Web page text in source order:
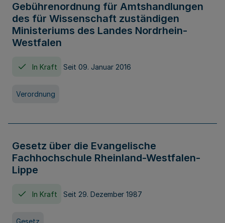
Gebührenordnung für Amtshandlungen
des für Wissenschaft zuständigen
Ministeriums des Landes Nordrhein-
Westfalen
In Kraft Seit 09. Januar 2016
Verordnung
Gesetz über die Evangelische
Fachhochschule Rheinland-Westfalen-
Lippe
In Kraft Seit 29. Dezember 1987
Gesetz